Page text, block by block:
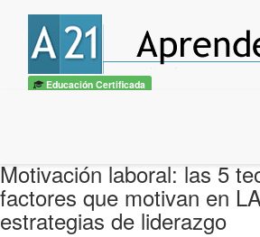
Educación Certificada
Motivación laboral: las 5
factores que motivan en
estrategias de liderazgo